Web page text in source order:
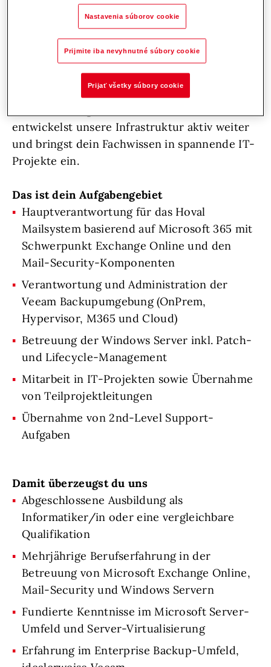
Bei Hoval gestalten wir die Zukunft der
Energie- und Klimatechnik mit. Damit unsere
IT-Systeme zuverlässig, sicher und
zukunftsfähig bleiben, suchen wir einen
engagierten IT System Administrator (m/w/d).
In der Rolle übernimmst du die
entwickelst unsere Infrastruktur aktiv weiter
und bringst dein Fachwissen in spannende IT-
Projekte ein.
Das ist dein Aufgabengebiet
Hauptverantwortung für das Hoval
Mailsystem basierend auf Microsoft 365 mit
Schwerpunkt Exchange Online und den
Mail-Security-Komponenten
Verantwortung und Administration der
Veeam Backupumgebung (OnPrem,
Hypervisor, M365 und Cloud)
Betreuung der Windows Server inkl. Patch-
und Lifecycle-Management
Mitarbeit in IT-Projekten sowie Übernahme
von Teilprojektleitungen
Übernahme von 2nd-Level Support-
Aufgaben
Damit überzeugst du uns
Abgeschlossene Ausbildung als
Informatiker/in oder eine vergleichbare
Qualifikation
Mehrjährige Berufserfahrung in der
Betreuung von Microsoft Exchange Online,
Mail-Security und Windows Servern
Fundierte Kenntnisse im Microsoft Server-
Umfeld und Server-Virtualisierung
Erfahrung im Enterprise Backup-Umfeld,
Nastavenia súborov cookie
Prijmite iba nevyhnutné súbory cookie
Prijať všetky súbory cookie